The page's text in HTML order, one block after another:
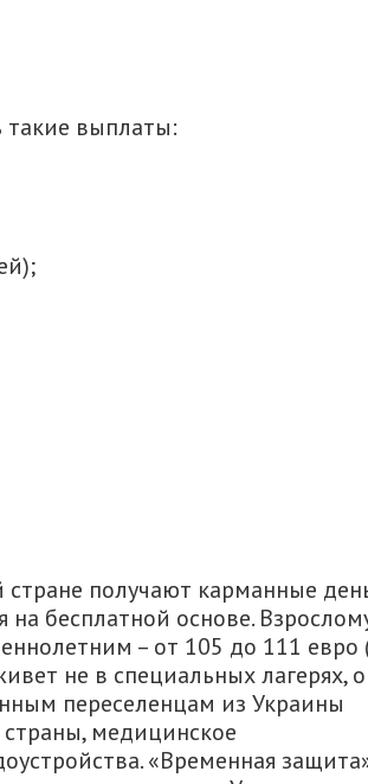
такие выплаты:
получают карманные
бесплатной основе.
– от 105 до 111 евро
не в специальных лагерях,
переселенцам из Украины
медицинское
«Временная